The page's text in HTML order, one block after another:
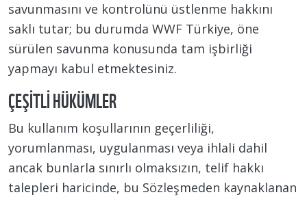
savunmasını ve kontrolünü üstlenme hakkını
saklı tutar; bu durumda WWF Türkiye, öne
sürülen savunma konusunda tam işbirliği
yapmayı kabul etmektesiniz.
ÇEŞITLI HÜKÜMLER
Bu kullanım koşullarının geçerliliği,
yorumlanması, uygulanması veya ihlali dahil
ancak bunlarla sınırlı olmaksızın, telif hakkı
talepleri haricinde, bu Sözleşmeden kaynaklanan